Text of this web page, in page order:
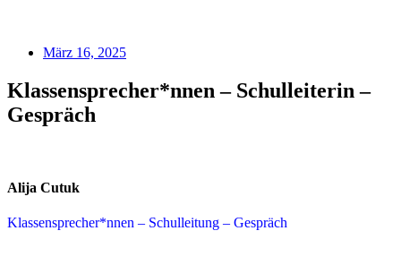
März 16, 2025
Klassensprecher*nnen – Schulleiterin –
Gespräch
Alija Cutuk
Klassensprecher*nnen – Schulleitung – Gespräch